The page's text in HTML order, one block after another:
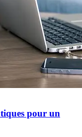
pour un